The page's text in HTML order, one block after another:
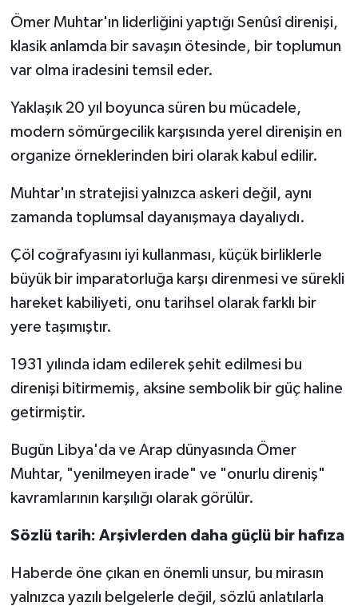
Ömer Muhtar'ın liderliğini yaptığı Senûsî direnişi,
klasik anlamda bir savaşın ötesinde, bir toplumun
var olma iradesini temsil eder.
Yaklaşık 20 yıl boyunca süren bu mücadele,
modern sömürgecilik karşısında yerel direnişin en
organize örneklerinden biri olarak kabul edilir.
Muhtar'ın stratejisi yalnızca askeri değil, aynı
zamanda toplumsal dayanışmaya dayalıydı.
Çöl coğrafyasını iyi kullanması, küçük birliklerle
büyük bir imparatorluğa karşı direnmesi ve sürekli
hareket kabiliyeti, onu tarihsel olarak farklı bir
yere taşımıştır.
1931 yılında idam edilerek şehit edilmesi bu
direnişi bitirmemiş, aksine sembolik bir güç haline
getirmiştir.
Bugün Libya'da ve Arap dünyasında Ömer
Muhtar, "yenilmeyen irade" ve "onurlu direniş"
kavramlarının karşılığı olarak görülür.
Sözlü tarih: Arşivlerden daha güçlü bir hafıza
Haberde öne çıkan en önemli unsur, bu mirasın
yalnızca yazılı belgelerle değil, sözlü anlatılarla